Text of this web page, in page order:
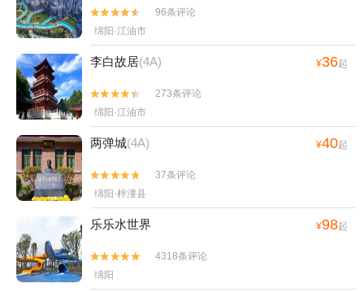


96条评论
绵阳·江油市
李白故居(4A) ¥36起


273条评论
绵阳·江油市
两弹城(4A) ¥40起


37条评论
绵阳·梓潼县
乐乐水世界 ¥98起


4318条评论
绵阳